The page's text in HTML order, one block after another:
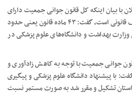
با بیان اینکه کل قانون جوانی جمعیت دارای
۷۳ ماده، ۸۱ تبصره و ۲۳۶ تکیلف قانونی است، گفت: ۴۳ ماده قانون یعنی حدود
وزارت بهداشت و دانشگاه‌های علوم پزشکی در
جوانی جمعیت با توجه به کاهش زادآوری و
با پیشنهاد دانشگاه علوم پزشکی و پیگیری
تشکیل و مقرر شد به صورت مستمر نسبت